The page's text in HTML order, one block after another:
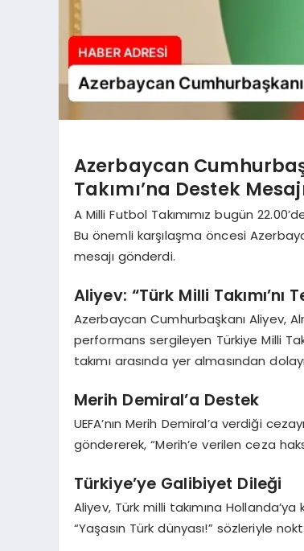
Azerbaycan
Takımı’na Destek
A Milli Futbol Takımımız bugün
Bu önemli karşılaşma öncesi
mesajı gönderdi.
Aliyev: “Türk Milli Takımı’nı
Azerbaycan Cumhurbaşkanı Aliyev,
performans sergileyen Türkiye Milli
takımı arasında yer almasından
Merih Demiral’a Destek
UEFA’nın Merih Demiral’a verdiği
göndererek, “Merih’e verilen ceza
Türkiye’ye Galibiyet Dileği
Aliyev, Türk milli takımına
“Yaşasın Türk dünyası!” sözleriyle